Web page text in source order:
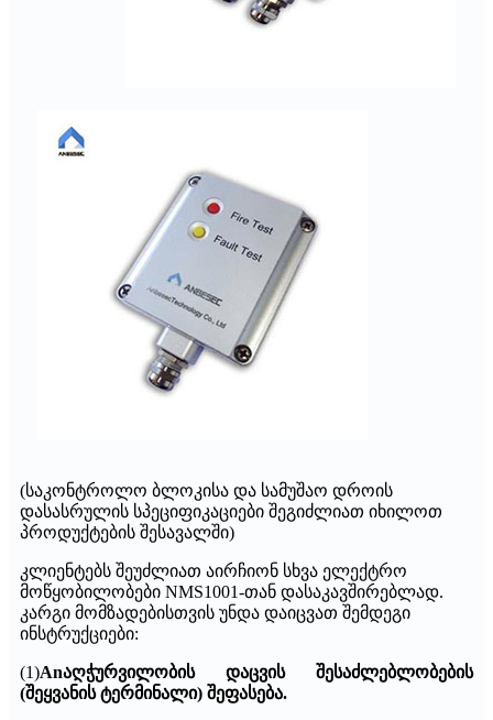
(საკონტროლო ბლოკისა და სამუშაო დროის
დასასრულის სპეციფიკაციები შეგიძლიათ იხილოთ
პროდუქტების შესავალში)
კლიენტებს შეუძლიათ აირჩიონ სხვა ელექტრო
მოწყობილობები NMS1001-თან დასაკავშირებლად.
კარგი მომზადებისთვის უნდა დაიცვათ შემდეგი
ინსტრუქციები:
(1)Anაღჭურვილობის დაცვის შესაძლებლობების
(შეყვანის ტერმინალი) შეფასება.